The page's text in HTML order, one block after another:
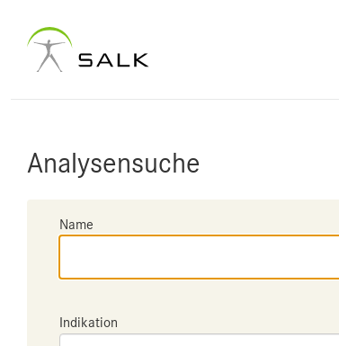
Analysensuche
Name
Indikation